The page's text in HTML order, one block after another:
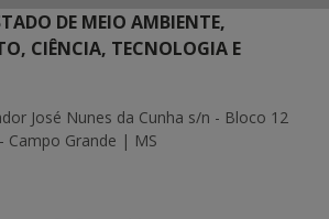
DE MEIO AMBIENTE,
CIÊNCIA, TECNOLOGIA E
José Nunes da Cunha s/n - Bloco 12
Campo Grande | MS